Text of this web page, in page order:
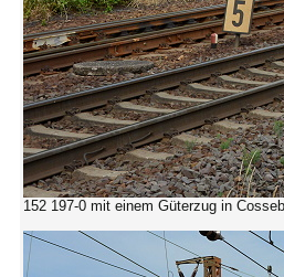
152 197-0 mit einem Güterzug in